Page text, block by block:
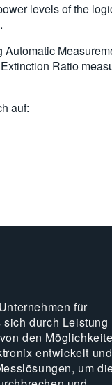
levels of the
Ratio
auf:
für
durch Leistung
den
entwickelt und
um